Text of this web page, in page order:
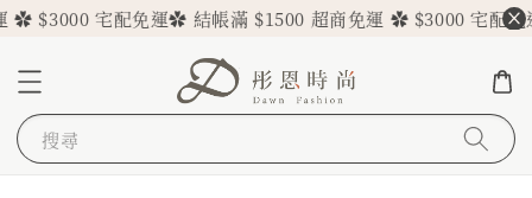
宅配免運✿ 結帳滿 $1500 超商免運 ✿ $3000 宅配免運✿
搜尋